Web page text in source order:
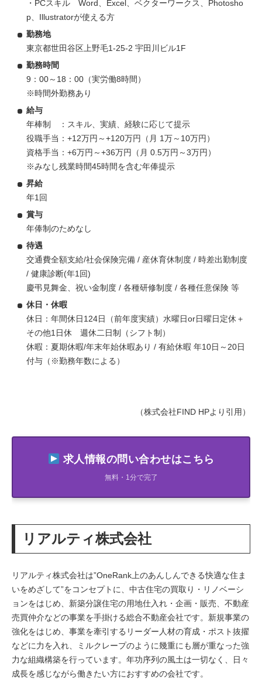
・PCスキル Word、Excel、ベクターワークス、Photosho
p、Illustratorが使える方
勤務地
東京都世田谷区上野毛1-25-2 宇田川ビル1F
勤務時間
9：00～18：00（実労働8時間）
※時間外勤務あり
給与
年棒制 ：スキル、実績、経験に応じて提示
役職手当：+12万円～+120万円（月 1万～10万円）
資格手当：+6万円～+36万円（月 0.5万円～3万円）
※みなし残業時間45時間を含む年俸提示
昇給
年1回
賞与
年俸制のためなし
待遇
交通費全額支給/社会保険完備 / 産休育休制度 / 時差出勤制度
/ 健康診断(年1回)
慶弔見舞金、祝い金制度 / 各種研修制度 / 各種任意保険 等
休日・休暇
休日：年間休日124日（前年度実績）水曜日or日曜日定休＋
その他1日休 週休二日制（シフト制）
休暇：夏期休暇/年末年始休暇あり / 有給休暇 年10日～20日
付与（※勤務年数による）
（株式会社FIND HPより引用）
求人情報の問い合わせはこちら
無料・1分で完了
リアルティ株式会社
リアルティ株式会社は”OneRank上のあんしんできる快適な住ま
いをめざして”をコンセプトに、中古住宅の買取り・リノベーシ
ョンをはじめ、新築分譲住宅の用地仕入れ・企画・販売、不動産
売買仲介などの事業を手掛ける総合不動産会社です。新規事業の
強化をはじめ、事業を牽引するリーダー人材の育成・ポスト抜擢
などに力を入れ、ミルクレープのように幾重にも層が重なった強
力な組織構築を行っています。年功序列の風土は一切なく、日々
成長を感じながら働きたい方におすすめの会社です。